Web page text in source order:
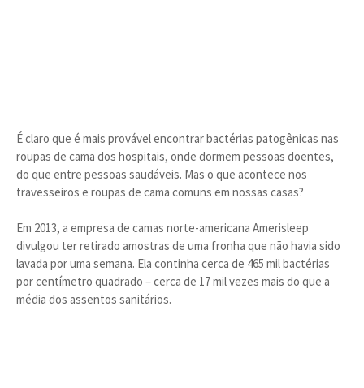
É claro que é mais provável encontrar bactérias patogênicas nas
roupas de cama dos hospitais, onde dormem pessoas doentes,
do que entre pessoas saudáveis. Mas o que acontece nos
travesseiros e roupas de cama comuns em nossas casas?
Em 2013, a empresa de camas norte-americana Amerisleep
divulgou ter retirado amostras de uma fronha que não havia sido
lavada por uma semana. Ela continha cerca de 465 mil bactérias
por centímetro quadrado – cerca de 17 mil vezes mais do que a
média dos assentos sanitários.